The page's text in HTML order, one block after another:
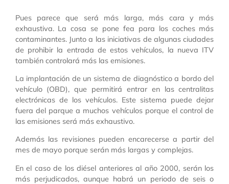
Pues parece que será más larga, más cara y más
exhaustiva. La cosa se pone fea para los coches más
contaminantes. Junto a las iniciativas de algunas ciudades
de prohibir la entrada de estos vehículos, la nueva ITV
también controlará más las emisiones.
La implantación de un sistema de diagnóstico a bordo del
vehículo (OBD), que permitirá entrar en las centralitas
electrónicas de los vehículos. Este sistema puede dejar
fuera del parque a muchos vehículos porque el control de
las emisiones será más exhaustivo.
Además las revisiones pueden encarecerse a partir del
mes de mayo porque serán más largas y complejas.
En el caso de los diésel anteriores al año 2000, serán los
más perjudicados, aunque habrá un periodo de seis o